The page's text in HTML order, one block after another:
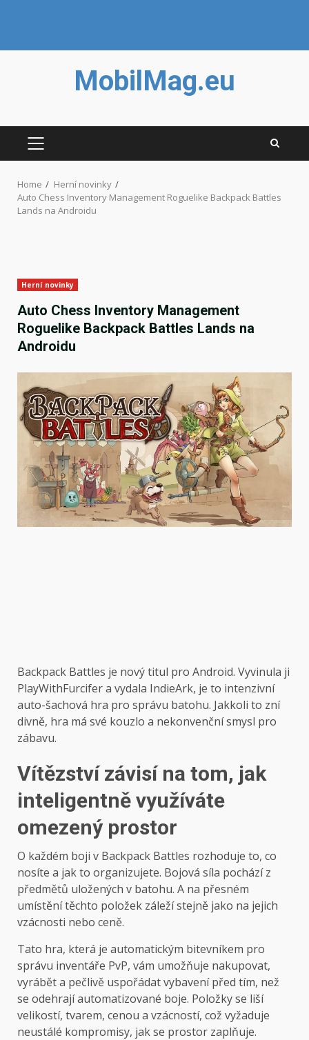
MobilMag.eu
PRIMARY
Home
Herní novinky
Auto Chess Inventory Management Roguelike Backpack Battles
Lands na Androidu
Herní novinky
Auto Chess Inventory Management
Roguelike Backpack Battles Lands na
Androidu
Backpack Battles je nový titul pro Android. Vyvinula ji
PlayWithFurcifer a vydala IndieArk, je to intenzivní
auto-šachová hra pro správu batohu. Jakkoli to zní
divně, hra má své kouzlo a nekonvenční smysl pro
zábavu.
Vítězství závisí na tom, jak
inteligentně využíváte
omezený prostor
O každém boji v Backpack Battles rozhoduje to, co
nosíte a jak to organizujete. Bojová síla pochází z
předmětů uložených v batohu. A na přesném
umístění těchto položek záleží stejně jako na jejich
vzácnosti nebo ceně.
Tato hra, která je automatickým bitevníkem pro
správu inventáře PvP, vám umožňuje nakupovat,
vyrábět a pečlivě uspořádat vybavení před tím, než
se odehrají automatizované boje. Položky se liší
velikostí, tvarem, cenou a vzácností, což vyžaduje
neustálé kompromisy, jak se prostor zaplňuje.